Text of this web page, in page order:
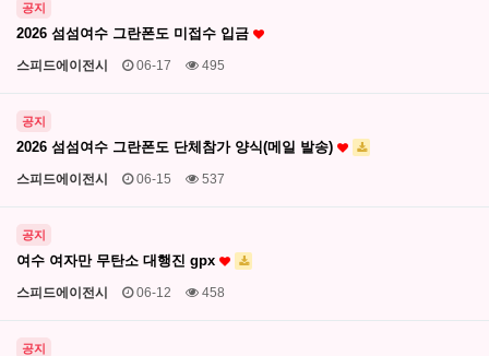
공지
2026 섬섬여수 그란폰도 미접수 입금
스피드에이전시 06-17 495
공지
2026 섬섬여수 그란폰도 단체참가 양식(메일 발송)
스피드에이전시 06-15 537
공지
여수 여자만 무탄소 대행진 gpx
스피드에이전시 06-12 458
공지